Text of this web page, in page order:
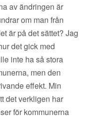
av ändringen är
om man från
är på det sättet? Jag
det gick med
inte ha så stora
men den
effekt. Min
det verkligen har
för kommunerna